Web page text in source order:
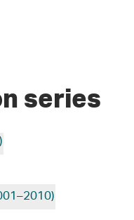
series